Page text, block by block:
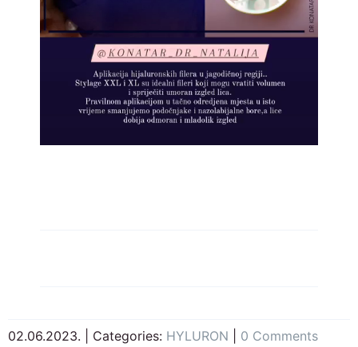
02.06.2023. Categories: HYLURON 0 Comments